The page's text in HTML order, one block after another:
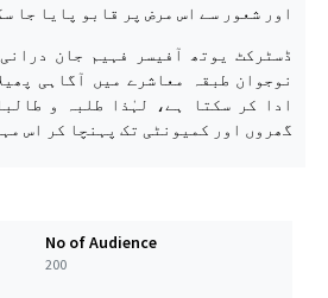
اور شعور سے اس مرض پر قابو پایا جا
ڈسٹرکٹ یوتھ آفیسر فہیم جان
نوجوان طبقہ معاشرے میں آگاہی
ادا کر سکتا ہے، لہٰذا طلبہ و
گھروں اور کمیونٹی تک پہنچا کر اس
No of Audience
200